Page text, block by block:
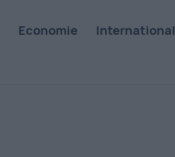
Economie International